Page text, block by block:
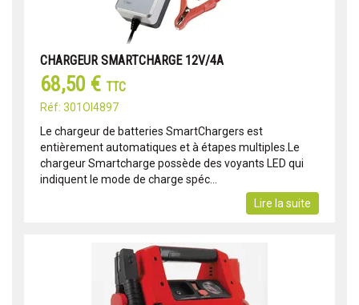
CHARGEUR SMARTCHARGE 12V/4A
68,50 € TTC
Réf: 301OI4897
Le chargeur de batteries SmartChargers est
entièrement automatiques et à étapes multiples.Le
chargeur Smartcharge possède des voyants LED qui
indiquent le mode de charge spéc...
Lire la suite